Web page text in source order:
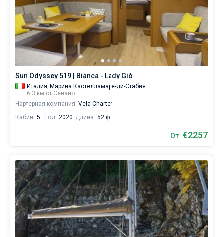
Sun Odyssey 519 | Bianca - Lady Giò
Италия, Марина Кастелламаре-ди-Стабия
6.3 км от Сейано
Чартерная компания: Vela Charter
Кабин: 5 Год: 2020 Длина: 52 фт
От €2257